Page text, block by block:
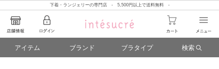
下着・ランジェリーの専門店 - 5,500円以上で送料無料 -
アイテム ブランド ブラタイプ 検索